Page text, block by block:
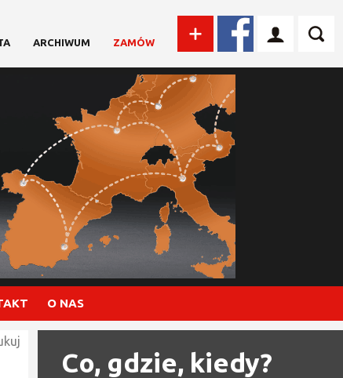
ARCHIWUM ZAMÓW
O NAS
Co, gdzie, kiedy?